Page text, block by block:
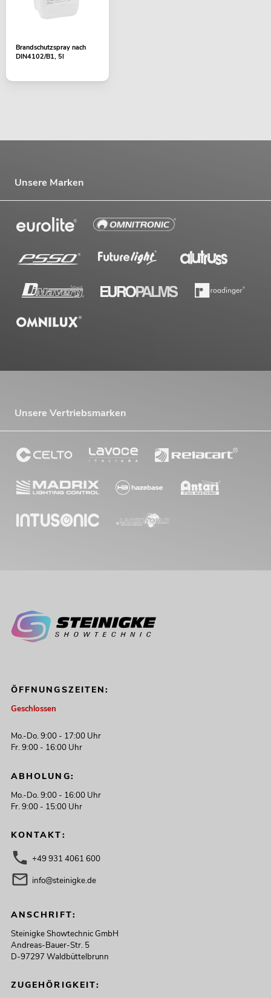
Brandschutzspray nach
DIN4102/B1, 5l
Unsere Marken
Unsere Vertriebsmarken
ÖFFNUNGSZEITEN:
Geschlossen
Mo.-Do. 9:00 - 17:00 Uhr
Fr. 9:00 - 16:00 Uhr
ABHOLUNG:
Mo.-Do. 9:00 - 16:00 Uhr
Fr. 9:00 - 15:00 Uhr
KONTAKT:
+49 931 4061 600
info@steinigke.de
ANSCHRIFT:
Steinigke Showtechnic GmbH
Andreas-Bauer-Str. 5
D-97297 Waldbüttelbrunn
ZUGEHÖRIGKEIT: